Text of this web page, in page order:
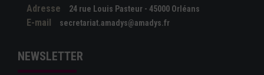
Adresse 24 rue Louis Pasteur - 45000 Orléans
E-mail secretariat.amadys@amadys.fr
NEWSLETTER